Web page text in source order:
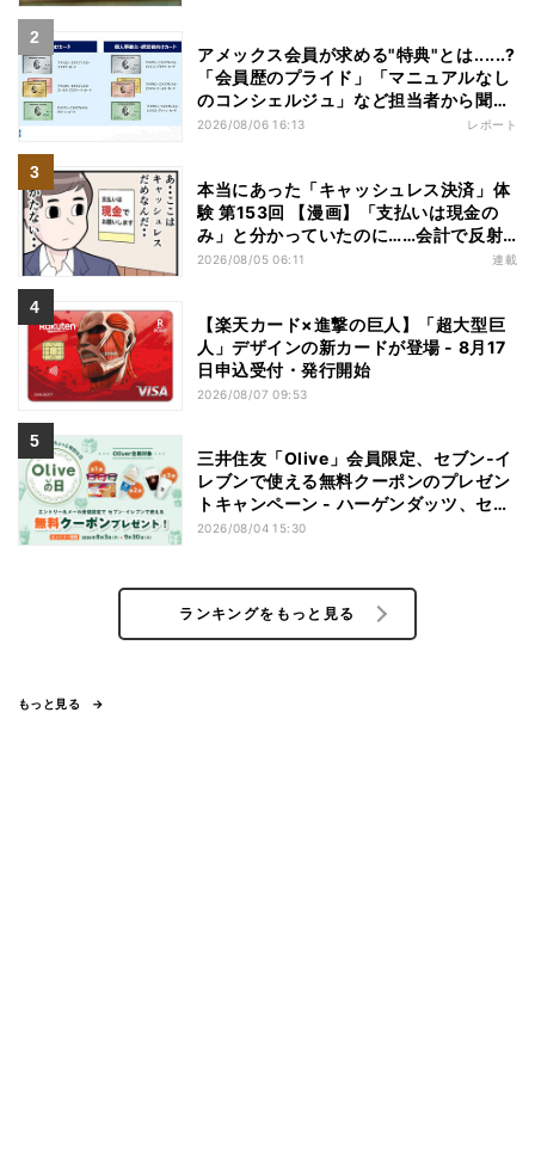
アメックス会員が求める"特典"とは......?
「会員歴のプライド」「マニュアルなし
のコンシェルジュ」など担当者から聞い
た"裏話"も
2026/08/06 16:13 レポート
本当にあった「キャッシュレス決済」体
験 第153回 【漫画】「支払いは現金の
み」と分かっていたのに……会計で反射
的に出してしまったものは
2026/08/05 06:11 連載
【楽天カード×進撃の巨人】「超大型巨
人」デザインの新カードが登場 - 8月17
日申込受付・発行開始
2026/08/07 09:53
三井住友「Olive」会員限定、セブン‐イ
レブンで使える無料クーポンのプレゼン
トキャンペーン - ハーゲンダッツ、セブ
ンカフェなどが無料に
2026/08/04 15:30
ランキングをもっと見る
もっと見る